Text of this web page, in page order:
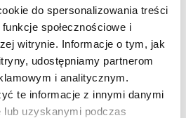
do spersonalizowania treści
społecznościowe i
witrynie. Informacje o tym, jak
udostępniamy partnerom
i analitycznym.
te informacje z innymi danymi
uzyskanymi podczas